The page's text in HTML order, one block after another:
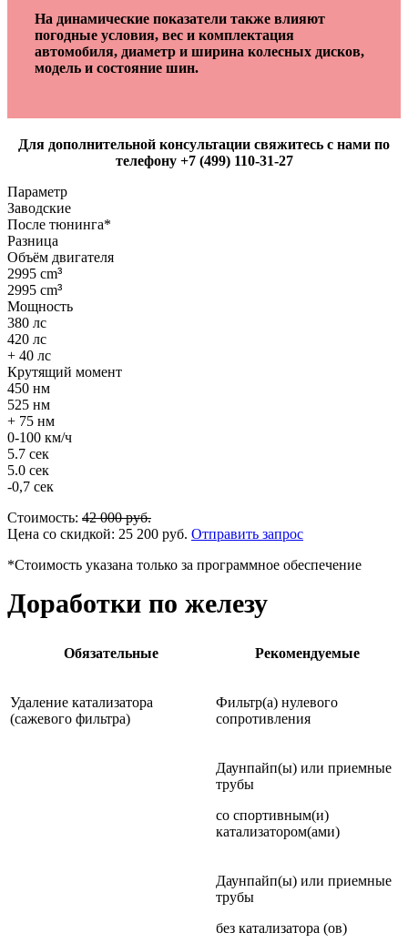
На динамические показатели также влияют
погодные условия, вес и комплектация
автомобиля, диаметр и ширина колесных дисков,
модель и состояние шин.
Для дополнительной консультации свяжитесь с нами по
телефону +7 (499) 110-31-27
Параметр
Заводские
После тюнинга*
Разница
Объём двигателя
2995 cm³
2995 cm³
Мощность
380 лс
420 лс
+ 40 лс
Крутящий момент
450 нм
525 нм
+ 75 нм
0-100 км/ч
5.7 сек
5.0 сек
-0,7 сек
Стоимость: 42 000руб.
Цена со скидкой: 25 200 руб. Отправить запрос
*Стоимость указана только за программное обеспечение
Доработки по железу
Обязательные Рекомендуемые
Удаление катализатора
(сажевого фильтра)
Фильтр(а) нулевого
сопротивления
Даунпайп(ы) или приемные
трубы
со спортивным(и)
катализатором(ами)
Даунпайп(ы) или приемные
трубы
без катализатора (ов)